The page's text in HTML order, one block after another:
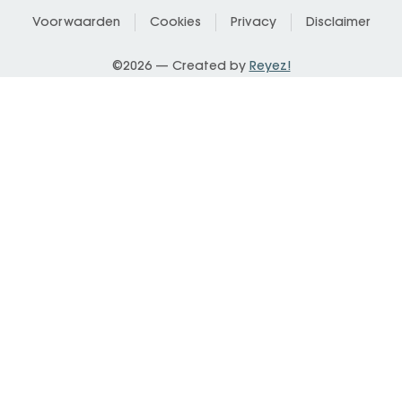
Voorwaarden Cookies Privacy Disclaimer
©2026 — Created by Reyez!